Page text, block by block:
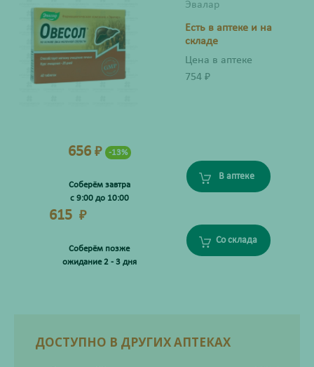
Эвалар
Есть в аптеке и на
складе
Цена в аптеке
754 ₽
656 ₽ -13%
Соберём завтра
с 9:00 до 10:00
В аптеке
615 ₽
Соберём позже
ожидание 2 - 3 дня
Со склада
ДОСТУПНО В ДРУГИХ АПТЕКАХ